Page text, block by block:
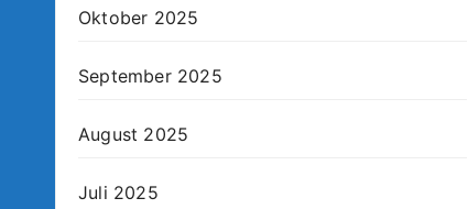
Oktober 2025
September 2025
August 2025
Juli 2025